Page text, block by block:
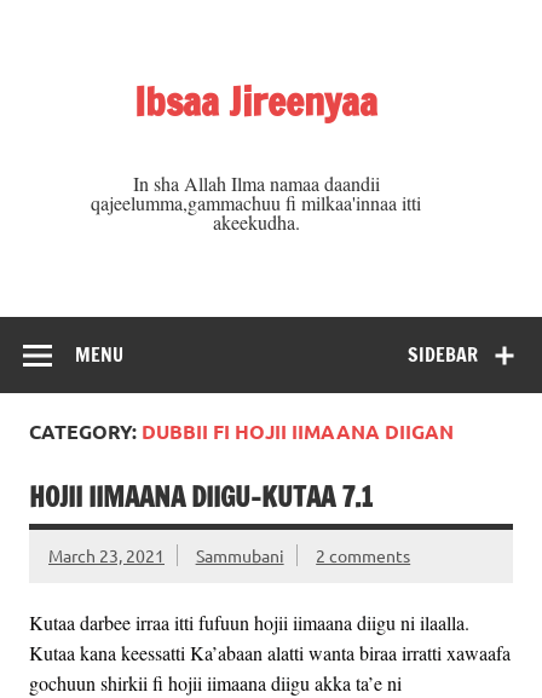
Ibsaa Jireenyaa
In sha Allah Ilma namaa daandii
qajeelumma,gammachuu fi milkaa'innaa itti
akeekudha.
SIDEBAR
MENU
CATEGORY: DUBBII FI HOJII IIMAANA DIIGAN
HOJII IIMAANA DIIGU-KUTAA 7.1
March 23, 2021 Sammubani 2 comments
Kutaa darbee irraa itti fufuun hojii iimaana diigu ni ilaalla.
Kutaa kana keessatti Ka’abaan alatti wanta biraa irratti xawaafa
gochuun shirkii fi hojii iimaana diigu akka ta’e ni